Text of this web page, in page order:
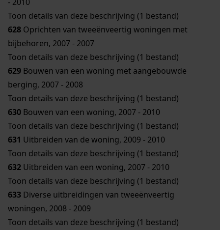
Toon details van deze beschrijving (1 bestand)
628 Oprichten van tweeënveertig woningen met
bijbehoren, 2007 - 2007
Toon details van deze beschrijving (1 bestand)
629 Bouwen van een woning met aangebouwde
berging, 2007 - 2008
Toon details van deze beschrijving (1 bestand)
630 Bouwen van een woning, 2007 - 2010
Toon details van deze beschrijving (1 bestand)
631 Uitbreiden van de woning, 2009 - 2010
Toon details van deze beschrijving (1 bestand)
632 Uitbreiden van een woning, 2007 - 2010
Toon details van deze beschrijving (1 bestand)
633 Diverse uitbreidingen van tweeënveertig
woningen, 2008 - 2009
Toon details van deze beschrijving (1 bestand)